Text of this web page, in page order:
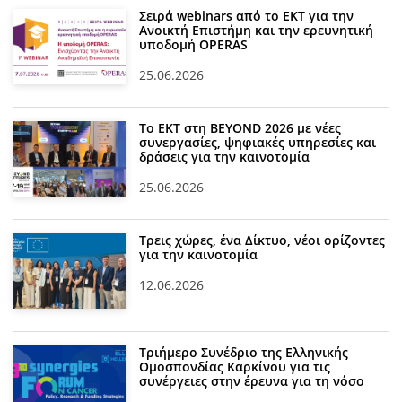
Σειρά webinars από το ΕΚΤ για την
Ανοικτή Επιστήμη και την ερευνητική
υποδομή OPERAS
25.06.2026
Το ΕΚΤ στη BEYOND 2026 με νέες
συνεργασίες, ψηφιακές υπηρεσίες και
δράσεις για την καινοτομία
25.06.2026
Τρεις χώρες, ένα Δίκτυο, νέοι ορίζοντες
για την καινοτομία
12.06.2026
Τριήμερο Συνέδριο της Ελληνικής
Ομοσπονδίας Καρκίνου για τις
συνέργειες στην έρευνα για τη νόσο